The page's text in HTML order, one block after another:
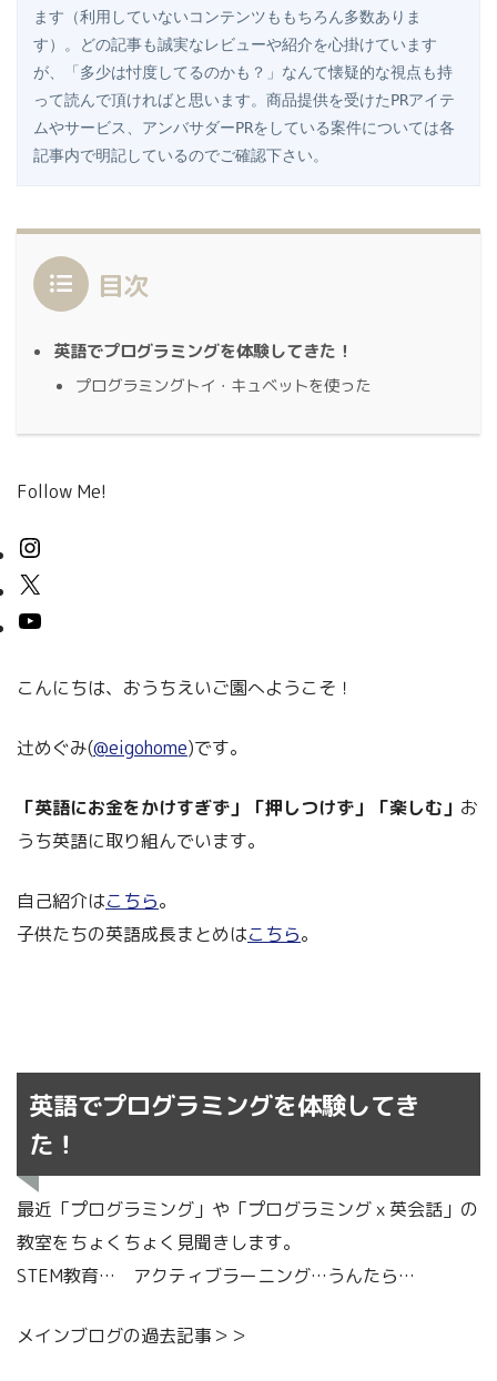
ます（利用していないコンテンツももちろん多数ありま
す）。どの記事も誠実なレビューや紹介を心掛けています
が、「多少は忖度してるのかも？」なんて懐疑的な視点も持
って読んで頂ければと思います。商品提供を受けたPRアイテ
ムやサービス、アンバサダーPRをしている案件については各
記事内で明記しているのでご確認下さい。
目次
英語でプログラミングを体験してきた！
プログラミングトイ・キュベットを使った
Follow Me!
こんにちは、おうちえいご園へようこそ！
辻めぐみ(@eigohome)です。
「英語にお金をかけすぎず」「押しつけず」「楽しむ」 お
うち英語に取り組んでいます。
自己紹介はこちら。
子供たちの英語成長まとめはこちら。
英語でプログラミングを体験してき
た！
最近「プログラミング」や「プログラミングｘ英会話」の
教室をちょくちょく見聞きします。
STEM教育… アクティブラーニング…うんたら…
メインブログの過去記事＞＞